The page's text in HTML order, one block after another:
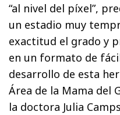
“al nivel del píxel”,
un estadio muy
exactitud el grado y
en un formato de
desarrollo de esta
Área de la Mama del
la doctora Julia